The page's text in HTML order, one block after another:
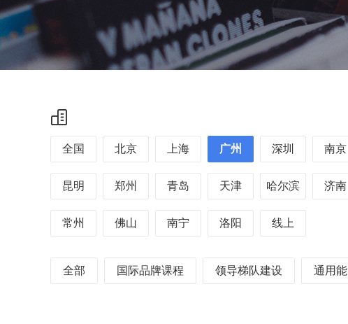
全国 北京 上海 广州 深圳 南京
昆明 郑州 青岛 天津 哈尔滨 济南
常州 佛山 南宁 洛阳 线上
全部 国际品牌课程 领导梯队建设 通用